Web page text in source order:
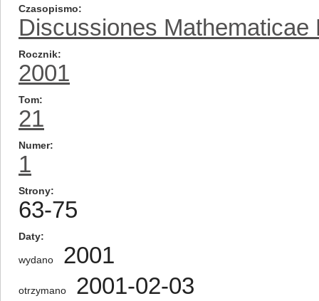
Czasopismo
Discussiones
Rocznik
2001
Tom
21
Numer
1
Strony
63-75
Daty
wydano 2001
otrzymano 2001-02-03